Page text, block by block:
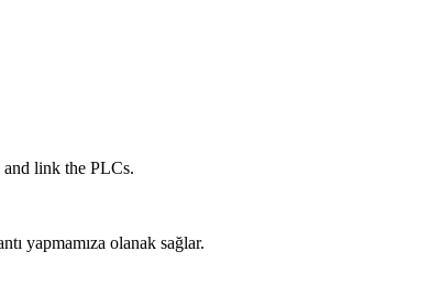
link the PLCs.
yapmamıza olanak sağlar.